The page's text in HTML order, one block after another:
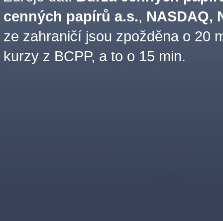
cenných papírů a.s., NASDAQ,
ze zahraničí jsou zpožděna o 20
kurzy z BCPP, a to o 15 min.